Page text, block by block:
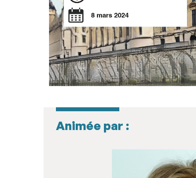
Animée par :